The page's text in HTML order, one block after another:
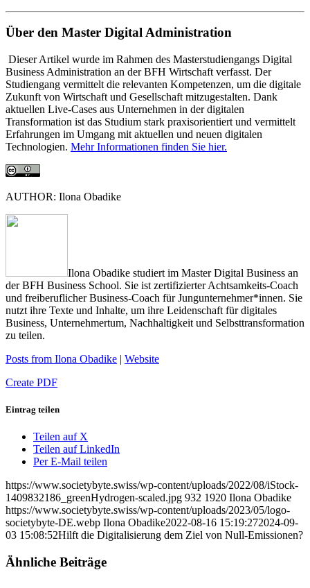
Über den Master Digital Administration
Dieser Artikel wurde im Rahmen des Masterstudiengangs Digital
Business Administration an der BFH Wirtschaft verfasst. Der
Studiengang vermittelt die relevanten Kompetenzen, um die digitale
Zukunft von Wirtschaft und Gesellschaft mitzugestalten. Dank
aktuellen Live-Cases aus Unternehmen in der digitalen
Transformation ist das Studium stark praxisorientiert und vermittelt
Erfahrungen im Umgang mit aktuellen und neuen digitalen
Technologien. Mehr Informationen finden Sie hier.
AUTHOR: Ilona Obadike
Ilona Obadike studiert im Master Digital Business an
der BFH Business School. Sie ist zertifizierter Achtsamkeits-Coach
und freiberuflicher Business-Coach für Jungunternehmer*innen. Sie
nutzt ihre Texte und Inhalte, um ihre Leidenschaft für digitales
Business, Unternehmertum, Nachhaltigkeit und Selbsttransformation
zu teilen.
Posts from Ilona Obadike | Website
Create PDF
Eintrag teilen
Teilen auf X
Teilen auf LinkedIn
Per E-Mail teilen
https://www.societybyte.swiss/wp-content/uploads/2022/08/iStock-
1409832186_greenHydrogen-scaled.jpg 932 1920 Ilona Obadike
https://www.societybyte.swiss/wp-content/uploads/2023/05/logo-
societybyte-DE.webp Ilona Obadike2022-08-16 15:19:272024-09-
03 15:08:52Hilft die Digitalisierung dem Ziel von Null-Emissionen?
Ähnliche Beiträge